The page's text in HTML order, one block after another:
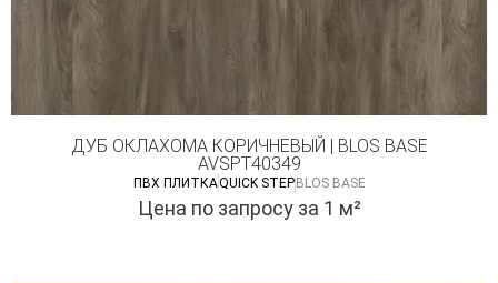
ДУБ ОКЛАХОМА КОРИЧНЕВЫЙ | BLOS BASE
AVSPT40349
ПВХ ПЛИТКАQUICK STEPBLOS BASE
Цена по запросу за 1 м²